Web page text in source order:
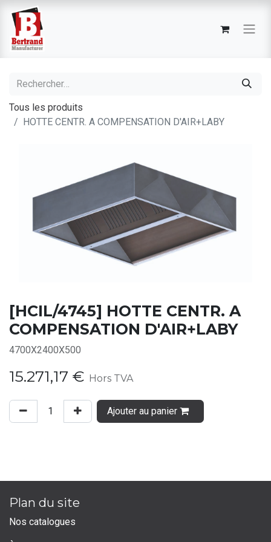
Tous les produits
HOTTE CENTR. A COMPENSATION D'AIR+LABY
[HCIL/4745] HOTTE CENTR. A
COMPENSATION D'AIR+LABY
4700X2400X500
15.271,17 € Hors TVA
Ajouter au panier
Plan du site
Nos catalogues